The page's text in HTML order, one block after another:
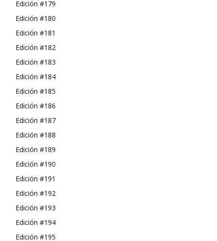
Edición #179
Edición #180
Edición #181
Edición #182
Edición #183
Edición #184
Edición #185
Edición #186
Edición #187
Edición #188
Edición #189
Edición #190
Edición #191
Edición #192
Edición #193
Edición #194
Edición #195